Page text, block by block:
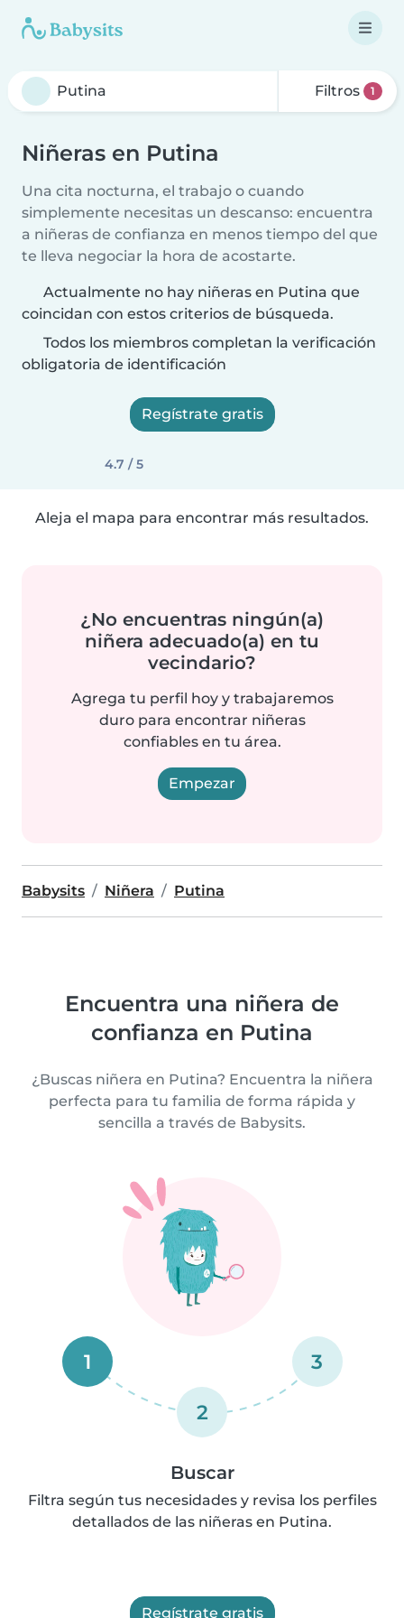
Filtros 1
Niñeras en Putina
Una cita nocturna, el trabajo o cuando
simplemente necesitas un descanso: encuentra
a niñeras de confianza en menos tiempo del que
te lleva negociar la hora de acostarte.
Actualmente no hay niñeras en Putina que
coincidan con estos criterios de búsqueda.
Todos los miembros completan la verificación
obligatoria de identificación
Regístrate gratis
4.7 / 5
Aleja el mapa para encontrar más resultados.
¿No encuentras ningún(a)
niñera adecuado(a) en tu
vecindario?
Agrega tu perfil hoy y trabajaremos
duro para encontrar niñeras
confiables en tu área.
Empezar
Babysits Niñera Putina
Encuentra una niñera de
confianza en Putina
¿Buscas niñera en Putina? Encuentra la niñera
perfecta para tu familia de forma rápida y
sencilla a través de Babysits.
1
2
3
Buscar
Filtra según tus necesidades y revisa los perfiles
detallados de las niñeras en Putina.
Regístrate gratis